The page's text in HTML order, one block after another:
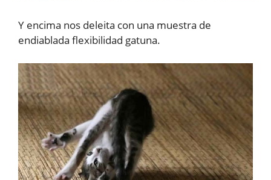
Y encima nos deleita con una muestra de
endiablada flexibilidad gatuna.